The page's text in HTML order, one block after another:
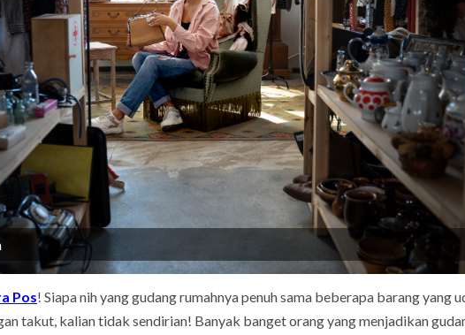
Pos! Siapa nih yang gudang rumahnya penuh sama beberapa barang yang
takut, kalian tidak sendirian! Banyak banget orang yang menjadikan